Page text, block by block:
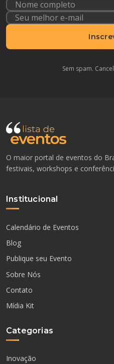
Sem spam.
O maior portal de eventos do
festivais, workshops e
Institucional
Calendário de Eventos
Blog
Publique seu Evento
Sobre Nós
Contato
Mídia Kit
Categorias
Inovação